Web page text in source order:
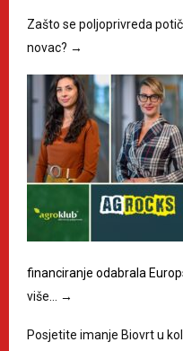
Zašto se poljoprivreda
novac? →
financiranje odabrala
više…
→
Posjetite imanje Biovrt u